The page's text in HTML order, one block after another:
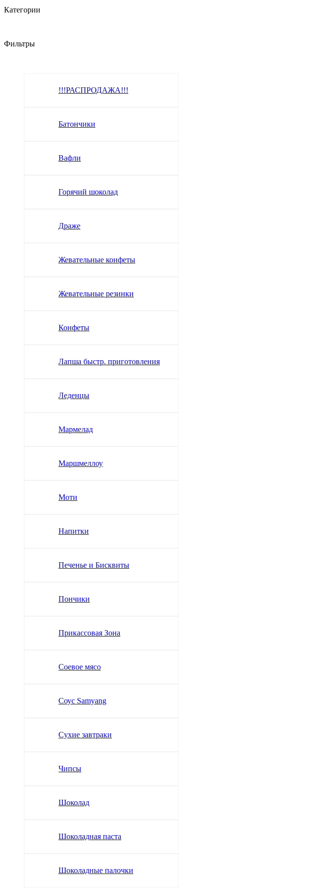
Категории
Фильтры
!!!РАСПРОДАЖА!!!
Батончики
Вафли
Горячий шоколад
Драже
Жевательные конфеты
Жевательные резинки
Конфеты
Лапша быстр. приготовления
Леденцы
Мармелад
Маршмеллоу
Моти
Напитки
Печенье и Бисквиты
Пончики
Прикассовая Зона
Соевое мясо
Соус Samyang
Сухие завтраки
Чипсы
Шоколад
Шоколадная паста
Шоколадные палочки